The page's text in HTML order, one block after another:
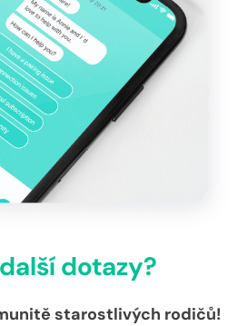
dotazy?
starostlivých rodičů!